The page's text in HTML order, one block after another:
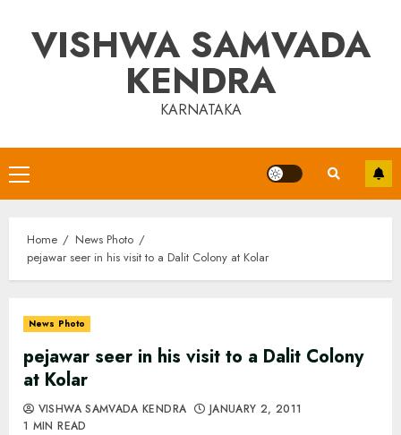
contentVISHWA SAMVADA
KENDRA
KARNATAKA
Primary
Menu
Home
News Photo
pejawar seer in his visit to a Dalit Colony at Kolar
News Photo
pejawar seer in his visit to a Dalit Colony
at Kolar
VISHWA SAMVADA KENDRA
JANUARY 2, 2011
1 MIN READ